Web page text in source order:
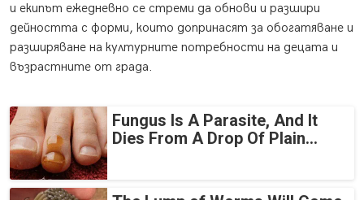
и екипът ежедневно се стреми да обнови и разшири
дейността с форми, които допринасят за обогатяване и
разширяване на културните потребности на децата и
възрастните от града.
Fungus Is A Parasite, And It
Dies From A Drop Of Plain...